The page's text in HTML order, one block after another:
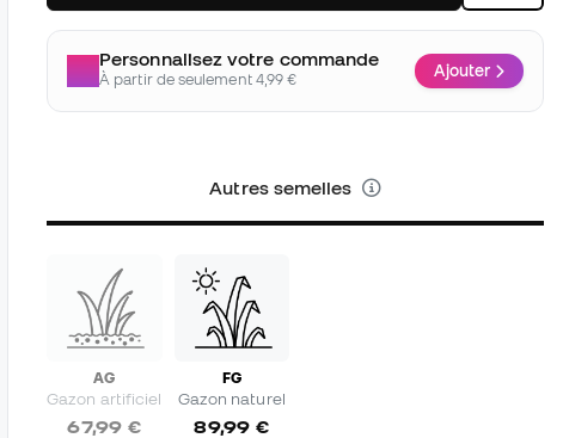
Personnalisez votre commande
À partir de seulement 4,99 € Ajouter
Autres semelles
AG
Gazon artificiel
67,99 €
FG
Gazon naturel
89,99 €